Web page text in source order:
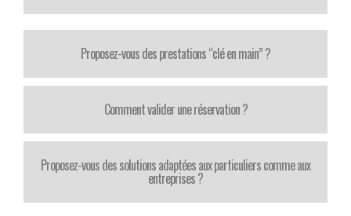
Proposez-vous des prestations “clé en main” ?
Comment valider une réservation ?
Proposez-vous des solutions adaptées aux particuliers comme aux
entreprises ?